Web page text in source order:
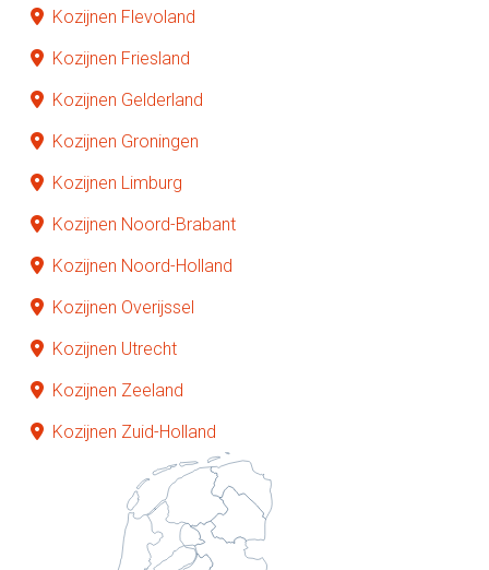
Kozijnen Flevoland
Kozijnen Friesland
Kozijnen Gelderland
Kozijnen Groningen
Kozijnen Limburg
Kozijnen Noord-Brabant
Kozijnen Noord-Holland
Kozijnen Overijssel
Kozijnen Utrecht
Kozijnen Zeeland
Kozijnen Zuid-Holland